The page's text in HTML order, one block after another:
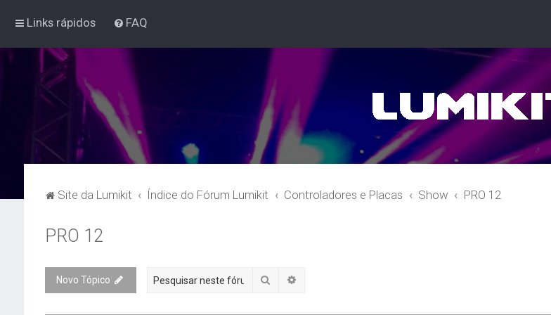
Links rápidos FAQ
Site da Lumikit Índice do Fórum Lumikit Controladores e Placas Show PRO 12
PRO 12
Novo Tópico Pesquisar